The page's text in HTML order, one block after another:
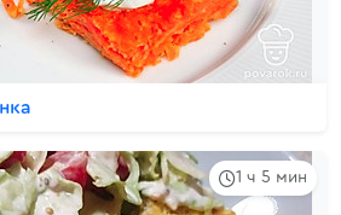
1 ч 5 мин